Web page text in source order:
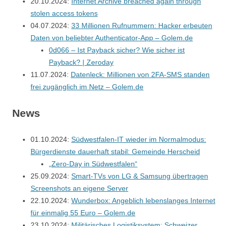
stolen access tokens
04.07.2024: 33 Millionen Rufnummern: Hacker erbeuten
Daten von beliebter Authenticator-App – Golem.de
0d066 – Ist Payback sicher? Wie sicher ist
Payback? | Zeroday
11.07.2024: Datenleck: Millionen von 2FA-SMS standen
frei zugänglich im Netz – Golem.de
News
01.10.2024: Südwestfalen-IT wieder im Normalmodus:
Bürgerdienste dauerhaft stabil: Gemeinde Herscheid
„Zero-Day in Südwestfalen“
25.09.2024: Smart-TVs von LG & Samsung übertragen
Screenshots an eigene Server
22.10.2024: Wunderbox: Angeblich lebenslanges Internet
für einmalig 55 Euro – Golem.de